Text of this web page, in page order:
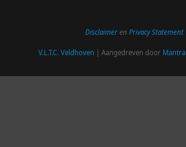
Disclaimer en Privacy Statement
V.L.T.C. Veldhoven | Aangedreven door Mantra